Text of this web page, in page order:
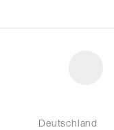
Deutschland